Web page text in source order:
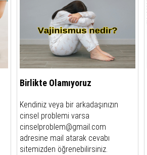
Birlikte Olamıyoruz
Kendiniz veya bir arkadaşınızın
cinsel problemi varsa
cinselproblem@gmail.com
adresine mail atarak cevabı
sitemizden öğrenebilirsiniz.